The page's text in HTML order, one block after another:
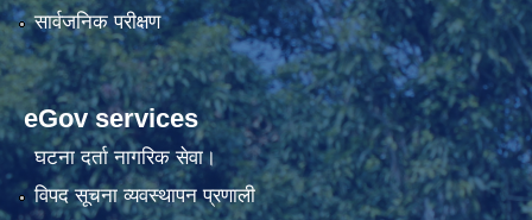
सार्वजनिक परीक्षण
eGov services
घटना दर्ता नागरिक सेवा।
विपद सूचना व्यवस्थापन प्रणाली